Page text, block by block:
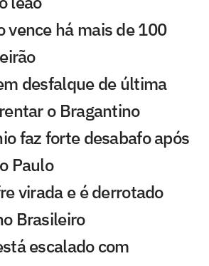
vence há mais de 100
desfalque de última
o Bragantino
faz forte desabafo após
Paulo
virada e é derrotado
Brasileiro
escalado com